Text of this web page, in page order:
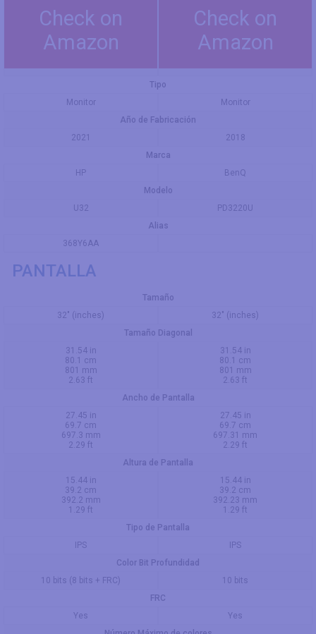
Check on
Amazon
Check on
Amazon
Tipo
Monitor
Monitor
Año de Fabricación
2021
2018
Marca
HP
BenQ
Modelo
U32
PD3220U
Alias
368Y6AA
PANTALLA
Tamaño
32" (inches)
32" (inches)
Tamaño Diagonal
31.54 in
80.1 cm
801 mm
2.63 ft
31.54 in
80.1 cm
801 mm
2.63 ft
Ancho de Pantalla
27.45 in
69.7 cm
697.3 mm
2.29 ft
27.45 in
69.7 cm
697.31 mm
2.29 ft
Altura de Pantalla
15.44 in
39.2 cm
392.2 mm
1.29 ft
15.44 in
39.2 cm
392.23 mm
1.29 ft
Tipo de Pantalla
IPS
IPS
Color Bit Profundidad
10 bits (8 bits + FRC)
10 bits
FRC
Yes
Yes